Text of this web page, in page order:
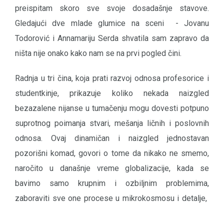
preispitam skoro sve svoje dosadašnje stavove.
Gledajući dve mlade glumice na sceni - Jovanu
Todorović i Annamariju Serda shvatila sam zapravo da
ništa nije onako kako nam se na prvi pogled čini.
Radnja u tri čina, koja prati razvoj odnosa profesorice i
studentkinje, prikazuje koliko nekada naizgled
bezazalene nijanse u tumačenju mogu dovesti potpuno
suprotnog poimanja stvari, mešanja ličnih i poslovnih
odnosa. Ovaj dinamičan i naizgled jednostavan
pozorišni komad, govori o tome da nikako ne smemo,
naročito u današnje vreme globalizacije, kada se
bavimo samo krupnim i ozbiljnim problemima,
zaboraviti sve one procese u mikrokosmosu i detalje,